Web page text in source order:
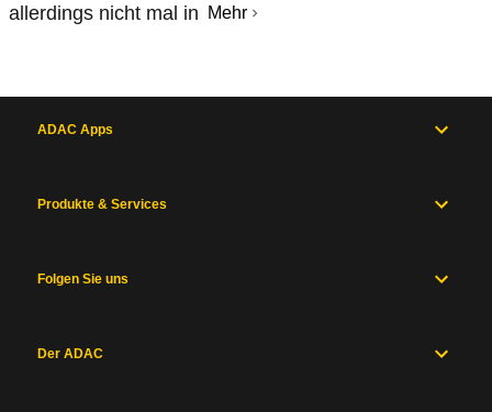
allerdings nicht mal in
Mehr
ADAC Apps
Produkte & Services
Folgen Sie uns
Der ADAC